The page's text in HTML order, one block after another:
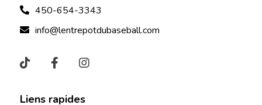
450-654-3343
info@lentrepotdubaseball.com
Liens rapides